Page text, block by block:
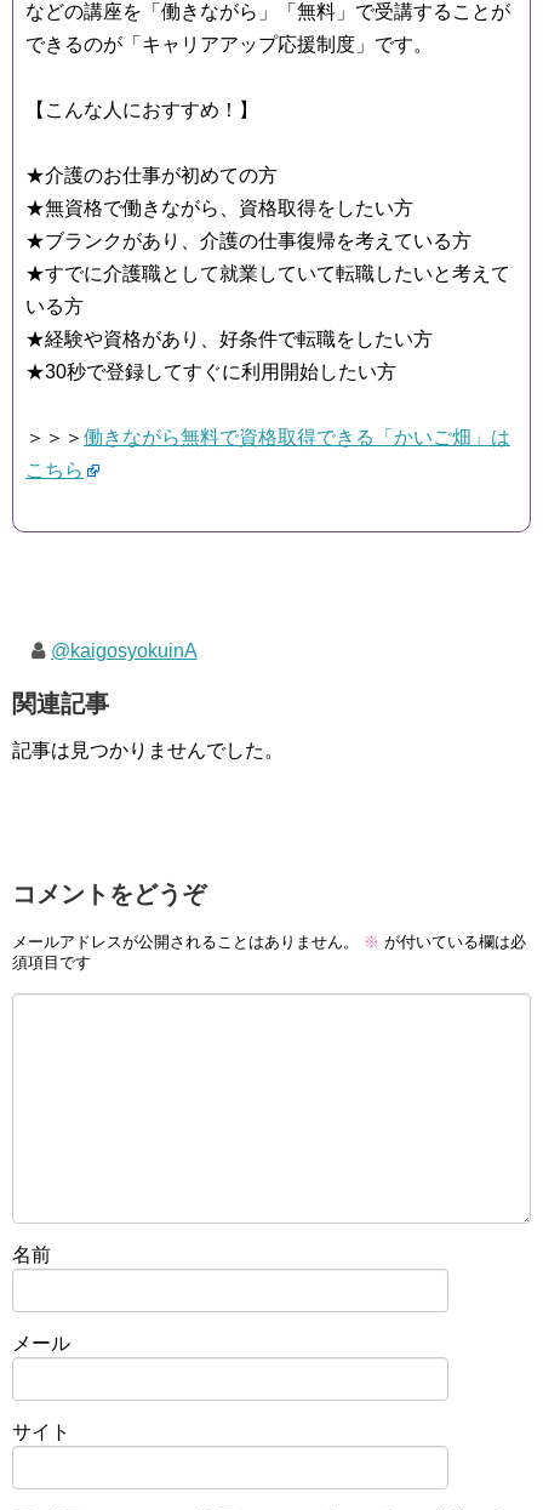
などの講座を「働きながら」「無料」で受講することが
できるのが「キャリアアップ応援制度」です。
【こんな人におすすめ！】
★介護のお仕事が初めての方
★無資格で働きながら、資格取得をしたい方
★ブランクがあり、介護の仕事復帰を考えている方
★すでに介護職として就業していて転職したいと考えて
いる方
★経験や資格があり、好条件で転職をしたい方
★30秒で登録してすぐに利用開始したい方
＞＞＞ 働きながら無料で資格取得できる「かいご畑」は
こちら
@kaigosyokuinA
関連記事
記事は見つかりませんでした。
コメントをどうぞ
メールアドレスが公開されることはありません。 ※ が付いている欄は必
須項目です
名前
メール
サイト